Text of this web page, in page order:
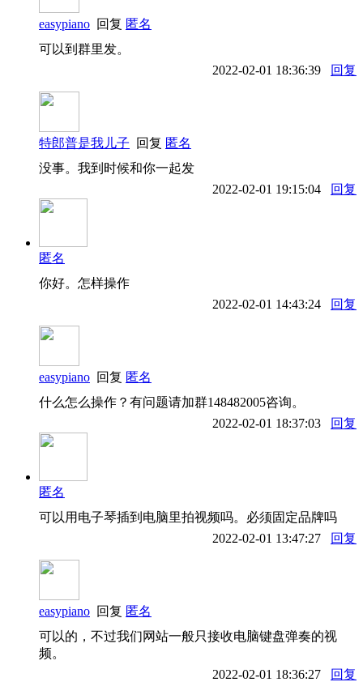
easypiano 回复 匿名
可以到群里发。
2022-02-01 18:36:39
回复
特郎普是我儿子 回复 匿名
没事。我到时候和你一起发
2022-02-01 19:15:04
回复
匿名
你好。怎样操作
2022-02-01 14:43:24
回复
easypiano 回复 匿名
什么怎么操作？有问题请加群148482005咨询。
2022-02-01 18:37:03
回复
匿名
可以用电子琴插到电脑里拍视频吗。必须固定品牌吗
2022-02-01 13:47:27
回复
easypiano 回复 匿名
可以的，不过我们网站一般只接收电脑键盘弹奏的视
频。
2022-02-01 18:36:27
回复